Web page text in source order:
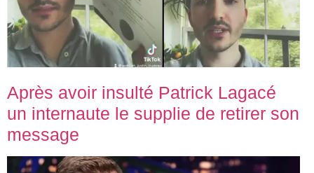
Après avoir insulté Patrick Lagacé
un internaute le supplie de retirer son
message